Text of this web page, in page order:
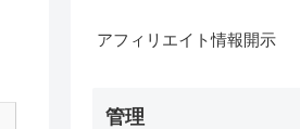
アフィリエイト情報開示
管理